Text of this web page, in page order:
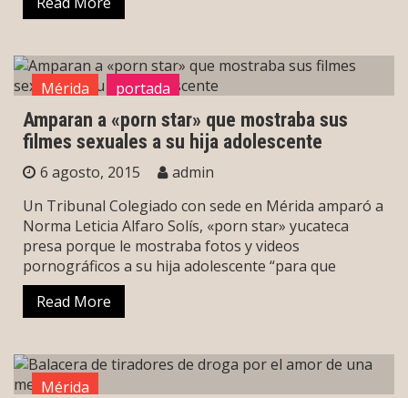
Mérida portada
Amparan a «porn star» que mostraba sus
filmes sexuales a su hija adolescente
6 agosto, 2015
admin
Un Tribunal Colegiado con sede en Mérida amparó a
Norma Leticia Alfaro Solís, «porn star» yucateca
presa porque le mostraba fotos y videos
pornográficos a su hija adolescente “para que
Read More
Mérida